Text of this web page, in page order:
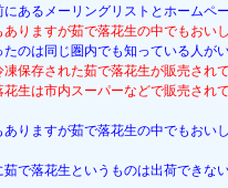
にあるメーリングリストとホーム
りますが茹で落花生の中でもおい
のは同じ圏内でも知っている人が
保存された茹で落花生が販売され
生は市内スーパーなどで販売され
りますが茹で落花生の中でもおい
で落花生というものは出荷できな